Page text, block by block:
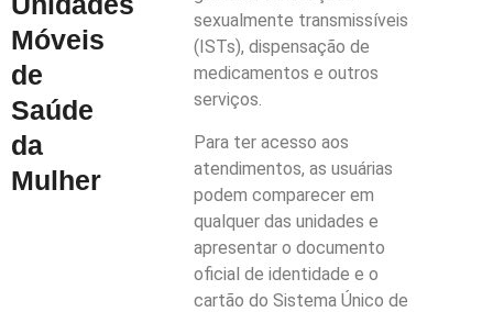
Móveis
de
Saúde
da
Mulher
sexualmente transmissíveis
(ISTs), dispensação de
medicamentos e outros
serviços.
Para ter acesso aos
atendimentos, as usuárias
podem comparecer em
qualquer das unidades e
apresentar o documento
oficial de identidade e o
cartão do Sistema Único de